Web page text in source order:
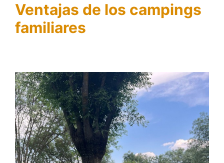
Ventajas de los campings
familiares